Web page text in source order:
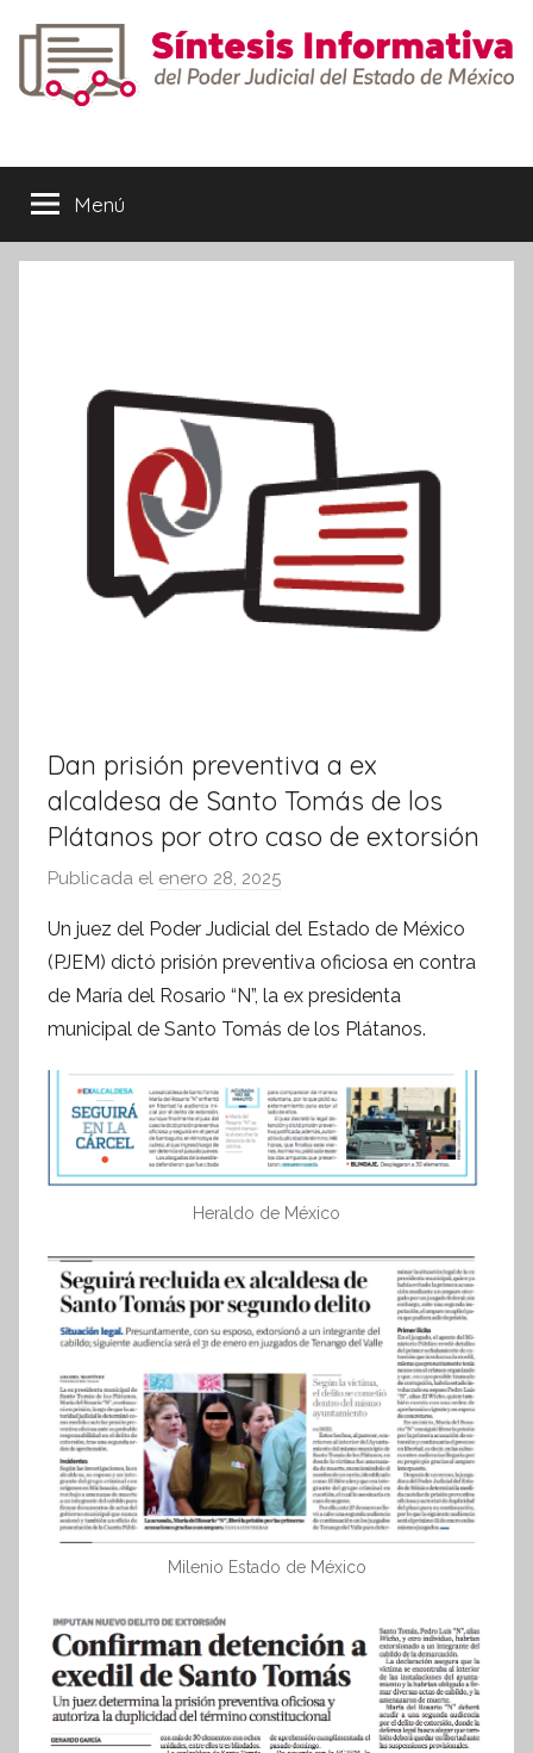
contenido
Menú
Dan prisión preventiva a ex
alcaldesa de Santo Tomás de los
Plátanos por otro caso de extorsión
Publicada el enero 28, 2025
r
S
í
n
e
s
i
s
f
o
r
m
a
t
i
v
a
Un juez del Poder Judicial del Estado de México
(PJEM) dictó prisión preventiva oficiosa en contra
de María del Rosario “N”, la ex presidenta
municipal de Santo Tomás de los Plátanos.
Heraldo de México
Milenio Estado de México